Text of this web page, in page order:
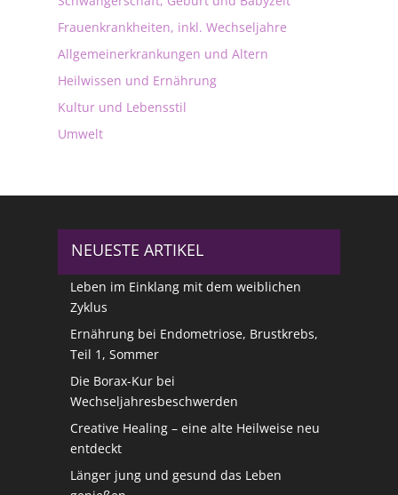
Frauenkrankheiten, inkl. Wechseljahre
Allgemeinerkrankungen und Altern
Heilwissen und Ernährung
Kultur und Lebensstil
Umwelt
NEUESTE ARTIKEL
Leben im Einklang mit dem weiblichen
Zyklus
Ernährung bei Endometriose, Brustkrebs,
Teil 1, Sommer
Die Borax-Kur bei
Wechseljahresbeschwerden
Creative Healing – eine alte Heilweise neu
entdeckt
Länger jung und gesund das Leben